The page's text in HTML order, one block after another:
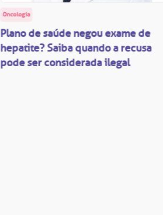
Oncologia
Plano de saúde negou exame de
hepatite? Saiba quando a recusa
pode ser considerada ilegal